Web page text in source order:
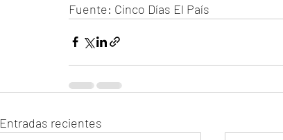
Fuente: Cinco Días El País
Entradas recientes